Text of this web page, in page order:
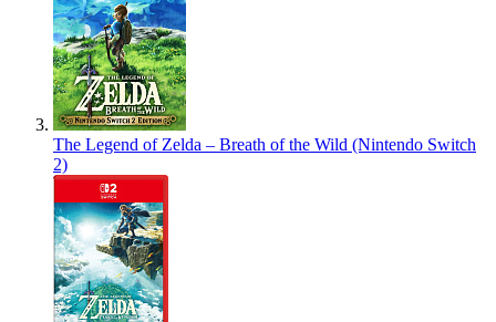
The Legend of Zelda – Breath of the Wild (Nintendo Switch
2)